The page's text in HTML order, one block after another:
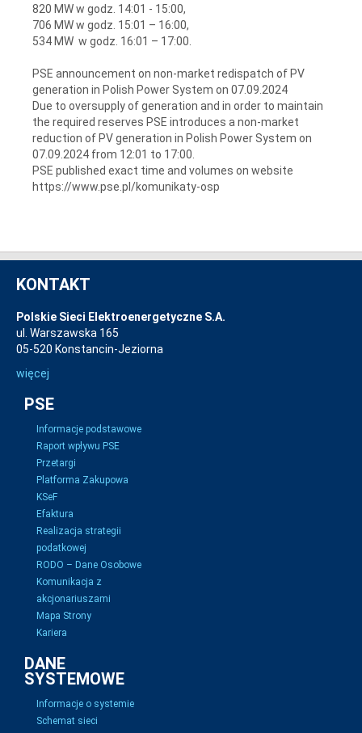
820 MW w godz. 14:01 - 15:00,
706 MW w godz. 15:01 – 16:00,
534 MW w godz. 16:01 – 17:00.
PSE announcement on non-market redispatch of PV
generation in Polish Power System on 07.09.2024
Due to oversupply of generation and in order to maintain
the required reserves PSE introduces a non-market
reduction of PV generation in Polish Power System on
07.09.2024 from 12:01 to 17:00.
PSE published exact time and volumes on website
https://www.pse.pl/komunikaty-osp
KONTAKT
Polskie Sieci Elektroenergetyczne S.A.
ul. Warszawska 165
05-520 Konstancin-Jeziorna
więcej
PSE
Informacje podstawowe
Raport wpływu PSE
Przetargi
Platforma Zakupowa
KSeF
Efaktura
Realizacja strategii
podatkowej
RODO – Dane Osobowe
Komunikacja z
akcjonariuszami
Mapa Strony
Kariera
DANE
SYSTEMOWE
Informacje o systemie
Schemat sieci